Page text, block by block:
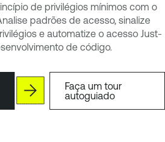
de privilégios mínimos com o
padrões de acesso, sinalize
e automatize o acesso Just-
de código.
Faça um tour
autoguiado